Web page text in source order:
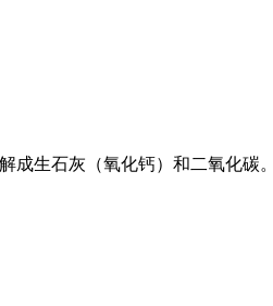
成生石灰（氧化钙）和二氧化碳